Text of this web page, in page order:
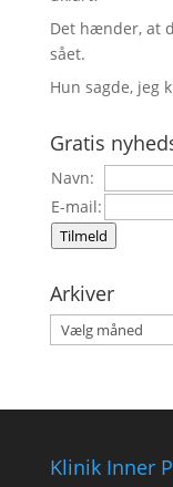
Det hænder, at
sået.
Hun sagde, jeg
Gratis
Navn:
E-mail:
Tilmeld
Arkiver
Arkiver
Klinik Inner